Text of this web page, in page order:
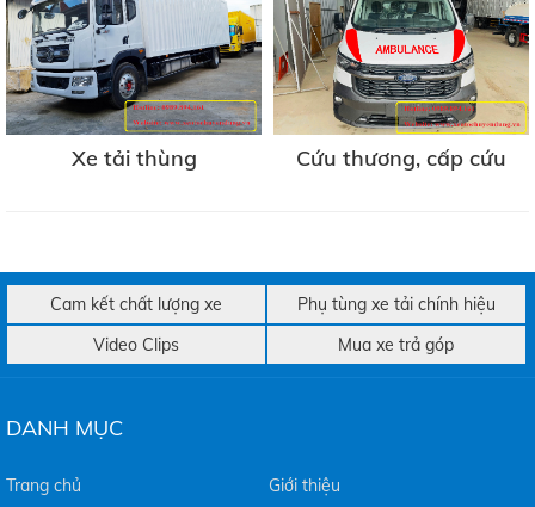
Xe tải thùng Cứu thương, cấp cứu
Cam kết chất lượng xe
Phụ tùng xe tải chính hiệu
Video Clips
Mua xe trả góp
DANH MỤC
Trang chủ
Giới thiệu